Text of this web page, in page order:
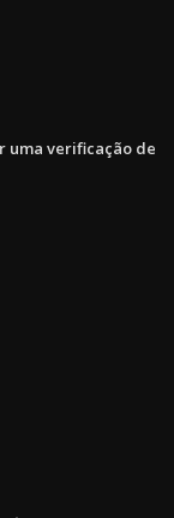
uma verificação de